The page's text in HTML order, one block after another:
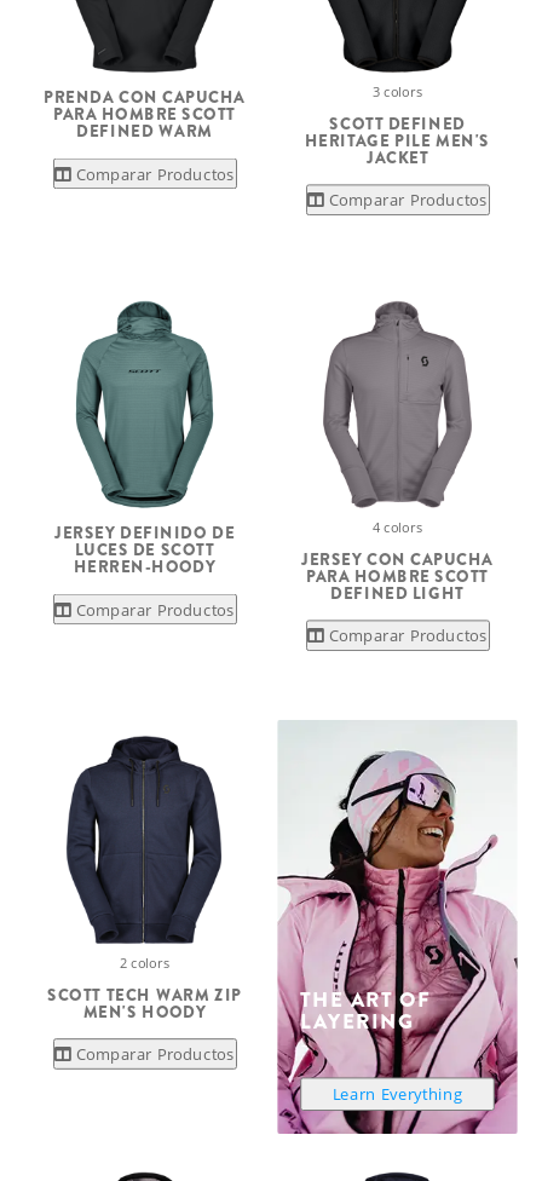
PRENDA CON CAPUCHA
PARA HOMBRE SCOTT
DEFINED WARM
Comparar Productos
3 colors
SCOTT DEFINED
HERITAGE PILE MEN'S
JACKET
Comparar Productos
JERSEY DEFINIDO DE
LUCES DE SCOTT
HERREN-HOODY
Comparar Productos
4 colors
JERSEY CON CAPUCHA
PARA HOMBRE SCOTT
DEFINED LIGHT
Comparar Productos
2 colors
SCOTT TECH WARM ZIP
MEN'S HOODY
Comparar Productos
THE ART OF
LAYERING
Learn Everything